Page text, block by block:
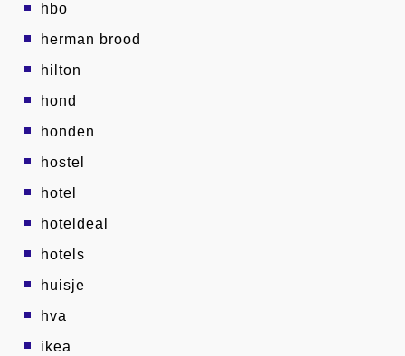
hbo
herman brood
hilton
hond
honden
hostel
hotel
hoteldeal
hotels
huisje
hva
ikea